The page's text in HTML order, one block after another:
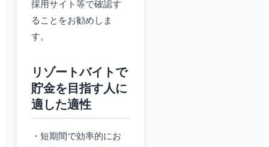
採用サイト等で確認す
ることをお勧めしま
す。
リゾートバイトで
貯金を目指す人に
適した適性
・短期間で効率的にお